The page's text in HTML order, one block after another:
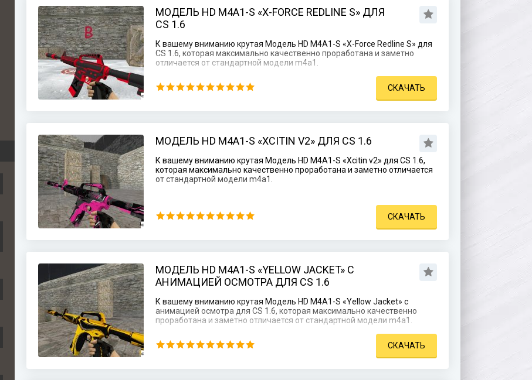
МОДЕЛЬ HD M4A1-S «X-FORCE REDLINE S» ДЛЯ
CS 1.6
К вашему вниманию крутая Модель HD M4A1-S «X-Force Redline S» для
CS 1.6, которая максимально качественно проработана и заметно
отличается от стандартной модели m4a1.
СКАЧАТЬ
МОДЕЛЬ HD M4A1-S «XCITIN V2» ДЛЯ CS 1.6
К вашему вниманию крутая Модель HD M4A1-S «Xcitin v2» для CS 1.6,
которая максимально качественно проработана и заметно отличается
от стандартной модели m4a1.
СКАЧАТЬ
МОДЕЛЬ HD M4A1-S «YELLOW JACKET» С
АНИМАЦИЕЙ ОСМОТРА ДЛЯ CS 1.6
К вашему вниманию крутая Модель HD M4A1-S «Yellow Jacket» с
анимацией осмотра для CS 1.6, которая максимально качественно
проработана и заметно отличается от стандартной модели m4a1.
СКАЧАТЬ